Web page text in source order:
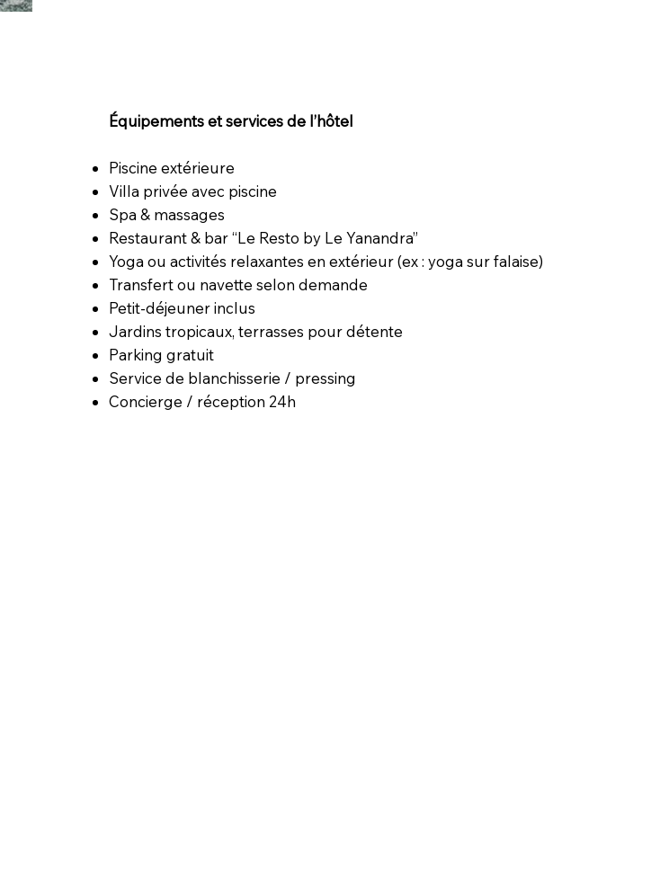
Équipements et services de l’hôtel
Piscine extérieure
Villa privée avec piscine
Spa & massages
Restaurant & bar “Le Resto by Le Yanandra”
Yoga ou activités relaxantes en extérieur (ex : yoga sur falaise)
Transfert ou navette selon demande
Petit-déjeuner inclus
Jardins tropicaux, terrasses pour détente
Parking gratuit
Service de blanchisserie / pressing
Concierge / réception 24h